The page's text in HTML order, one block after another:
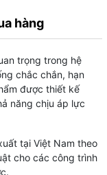
hàng
trọng trong hệ
chắc chắn, hạn
được thiết kế
năng chịu áp lực
tại Việt Nam theo
cho các công trình